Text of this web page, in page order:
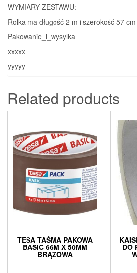
WYMIARY ZESTAWU:
Rolka ma długość 2 m i szerokość 57 cm
Pakowanie_i_wysylka
xxxxx
yyyyy
Related products
TESA TAŚMA PAKOWA
BASIC 66M X 50MM
BRĄZOWA
DO